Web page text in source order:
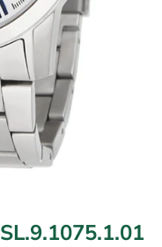
SL.9.1075.1.01